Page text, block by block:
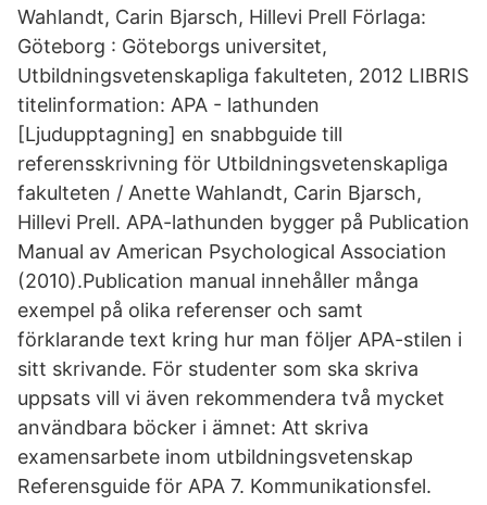
Wahlandt, Carin Bjarsch, Hillevi Prell Förlaga:
Göteborg : Göteborgs universitet,
Utbildningsvetenskapliga fakulteten, 2012 LIBRIS
titelinformation: APA - lathunden
[Ljudupptagning] en snabbguide till
referensskrivning för Utbildningsvetenskapliga
fakulteten / Anette Wahlandt, Carin Bjarsch,
Hillevi Prell. APA-lathunden bygger på Publication
Manual av American Psychological Association
(2010).Publication manual innehåller många
exempel på olika referenser och samt
förklarande text kring hur man följer APA-stilen i
sitt skrivande. För studenter som ska skriva
uppsats vill vi även rekommendera två mycket
användbara böcker i ämnet: Att skriva
examensarbete inom utbildningsvetenskap
Referensguide för APA 7. Kommunikationsfel.